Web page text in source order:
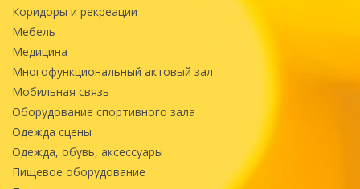
Коридоры и рекреации
Мебель
Медицина
Многофункциональный актовый зал
Мобильная связь
Оборудование спортивного зала
Одежда сцены
Одежда, обувь, аксессуары
Пищевое оборудование